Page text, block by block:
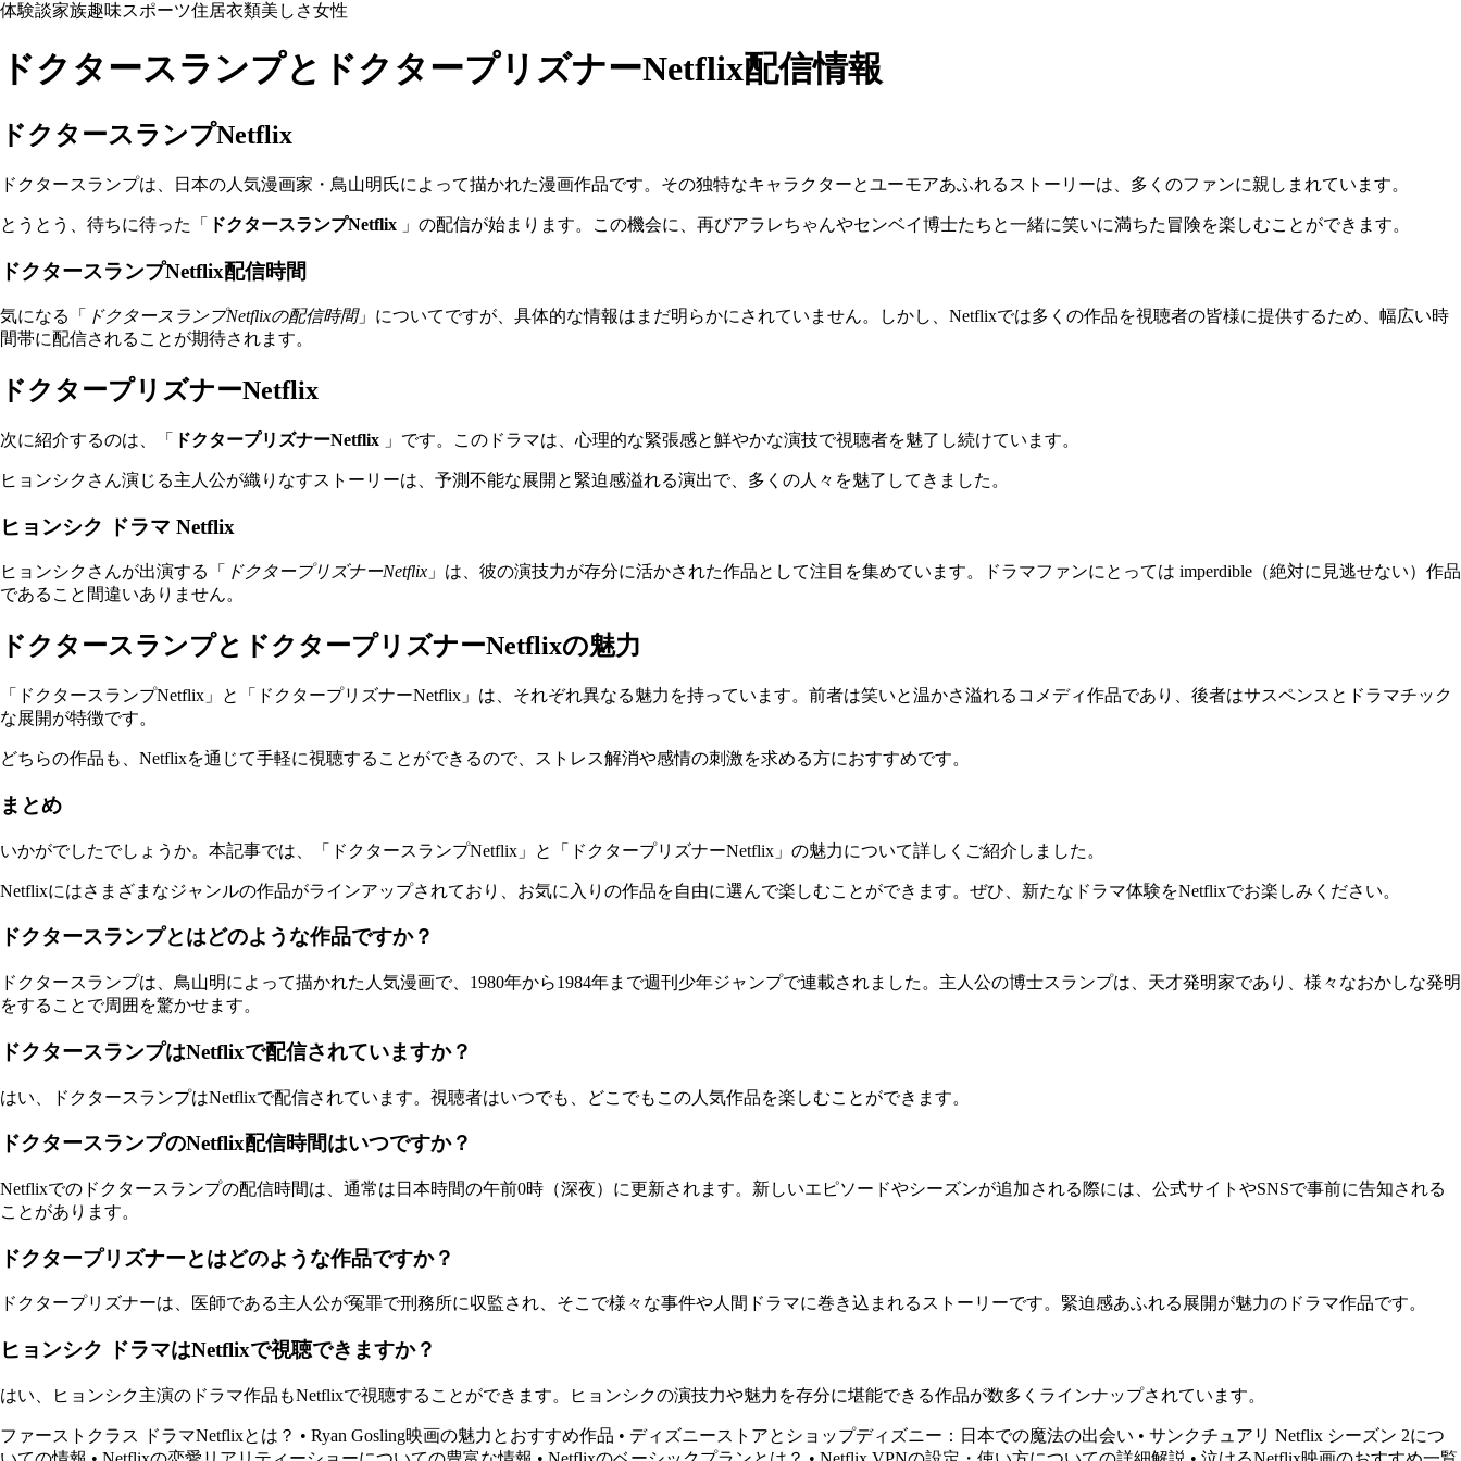
体験談家族趣味スポーツ住居衣類美しさ女性
ドクタースランプとドクタープリズナーNetflix配信情報
ドクタースランプNetflix
ドクタースランプは、日本の人気漫画家・鳥山明氏によって描かれた漫画作品です。その独特なキャラクターとユーモアあふれるストーリーは、多くのファンに親しまれています。
とうとう、待ちに待った「 ドクタースランプNetflix 」の配信が始まります。この機会に、再びアラレちゃんやセンベイ博士たちと一緒に笑いに満ちた冒険を楽しむことができます。
ドクタースランプNetflix配信時間
気になる「 ドクタースランプNetflixの配信時間」についてですが、具体的な情報はまだ明らかにされていません。しかし、Netflixでは多くの作品を視聴者の皆様に提供するため、幅広い時
間帯に配信されることが期待されます。
ドクタープリズナーNetflix
次に紹介するのは、「 ドクタープリズナーNetflix 」です。このドラマは、心理的な緊張感と鮮やかな演技で視聴者を魅了し続けています。
ヒョンシクさん演じる主人公が織りなすストーリーは、予測不能な展開と緊迫感溢れる演出で、多くの人々を魅了してきました。
ヒョンシク ドラマ Netflix
ヒョンシクさんが出演する「 ドクタープリズナーNetflix 」は、彼の演技力が存分に活かされた作品として注目を集めています。ドラマファンにとっては imperdible（絶対に見逃せない）作品
であること間違いありません。
ドクタースランプとドクタープリズナーNetflixの魅力
「ドクタースランプNetflix」と「ドクタープリズナーNetflix」は、それぞれ異なる魅力を持っています。前者は笑いと温かさ溢れるコメディ作品であり、後者はサスペンスとドラマチック
な展開が特徴です。
どちらの作品も、Netflixを通じて手軽に視聴することができるので、ストレス解消や感情の刺激を求める方におすすめです。
まとめ
いかがでしたでしょうか。本記事では、「ドクタースランプNetflix」と「ドクタープリズナーNetflix」の魅力について詳しくご紹介しました。
Netflixにはさまざまなジャンルの作品がラインアップされており、お気に入りの作品を自由に選んで楽しむことができます。ぜひ、新たなドラマ体験をNetflixでお楽しみください。
ドクタースランプとはどのような作品ですか？
ドクタースランプは、鳥山明によって描かれた人気漫画で、1980年から1984年まで週刊少年ジャンプで連載されました。主人公の博士スランプは、天才発明家であり、様々なおかしな発明
をすることで周囲を驚かせます。
ドクタースランプはNetflixで配信されていますか？
はい、ドクタースランプはNetflixで配信されています。視聴者はいつでも、どこでもこの人気作品を楽しむことができます。
ドクタースランプのNetflix配信時間はいつですか？
Netflixでのドクタースランプの配信時間は、通常は日本時間の午前0時（深夜）に更新されます。新しいエピソードやシーズンが追加される際には、公式サイトやSNSで事前に告知される
ことがあります。
ドクタープリズナーとはどのような作品ですか？
ドクタープリズナーは、医師である主人公が冤罪で刑務所に収監され、そこで様々な事件や人間ドラマに巻き込まれるストーリーです。緊迫感あふれる展開が魅力のドラマ作品です。
ヒョンシク ドラマはNetflixで視聴できますか？
はい、ヒョンシク主演のドラマ作品もNetflixで視聴することができます。ヒョンシクの演技力や魅力を存分に堪能できる作品が数多くラインナップされています。
ファーストクラス ドラマNetflixとは？ • Ryan Gosling映画の魅力とおすすめ作品 • ディズニーストアとショップディズニー：日本での魔法の出会い • サンクチュアリ Netflix シーズン 2につ